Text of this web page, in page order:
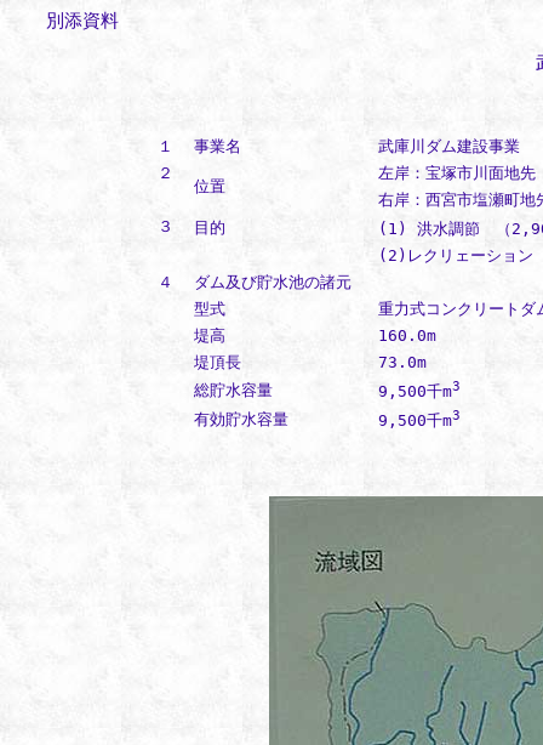
別添資料
１ 事業名
武庫川ダム建設事業
２
位置
左岸：宝塚市川面地先
右岸：西宮市塩瀬町地
３
目的
(1) 洪水調節 （
(2)レクリェーション
４
ダム及び貯水池の諸元
型式
重力式コンクリートダ
堤高
160.0m
堤頂長
73.0m
総貯水容量
9,500千m3
有効貯水容量 9,500千m3